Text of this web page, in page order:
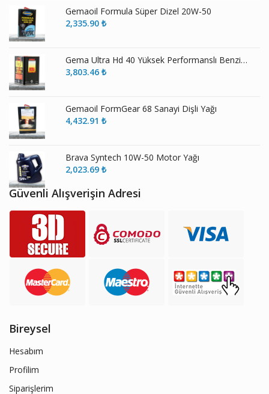
Gemaoil Formula Süper Dizel 20W-50
2,335.90 ₺
Gema Ultra Hd 40 Yüksek Performanslı Benzinli ve Dizel Motor Yağı
3,803.46 ₺
Gemaoil FormGear 68 Sanayi Dişli Yağı
4,432.91 ₺
Brava Syntech 10W-50 Motor Yağı
2,023.69 ₺
Güvenli Alışverişin Adresi
Bireysel
Hesabım
Profilim
Siparişlerim